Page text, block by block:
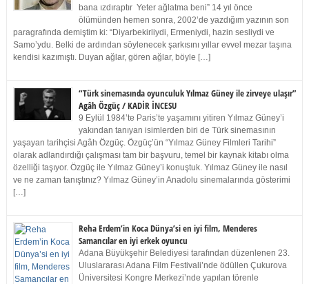
bana ızdıraptır Yeter ağlatma beni” 14 yıl önce
ölümünden hemen sonra, 2002’de yazdığım yazının son
paragrafında demiştim ki: “Diyarbekirliydi, Ermeniydi, hazin sesliydi ve
Samo’ydu. Belki de ardından söylenecek şarkısını yıllar evvel mezar taşına
kendisi kazımıştı. Duyan ağlar, gören ağlar, böyle […]
“Türk sinemasında oyunculuk Yılmaz Güney ile zirveye ulaşır”
Agâh Özgüç / KADİR İNCESU
9 Eylül 1984’te Paris’te yaşamını yitiren Yılmaz Güney’i
yakından tanıyan isimlerden biri de Türk sinemasının
yaşayan tarihçisi Agâh Özgüç. Özgüç’ün “Yılmaz Güney Filmleri Tarihi”
olarak adlandırdığı çalışması tam bir başvuru, temel bir kaynak kitabı olma
özelliği taşıyor. Özgüç ile Yılmaz Güney’i konuştuk. Yılmaz Güney ile nasıl
ve ne zaman tanıştınız? Yılmaz Güney’in Anadolu sinemalarında gösterimi
[…]
Reha Erdem’in Koca Dünya’si en iyi film, Menderes
Samancılar en iyi erkek oyuncu
Adana Büyükşehir Belediyesi tarafından düzenlenen 23.
Uluslararası Adana Film Festivali’nde ödüllen Çukurova
Üniversitesi Kongre Merkezi’nde yapılan törenle